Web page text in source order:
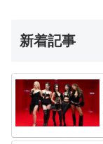
新着記事